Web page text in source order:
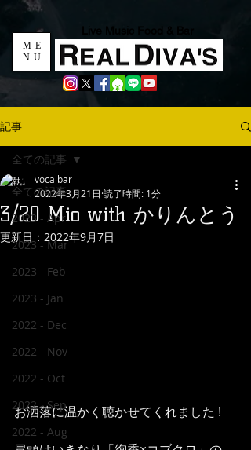
ME
NU
Live Music Food & Bar
記事
全ての記事
2023 - Apr
2023 - Mar
2023 - Feb
2023 - Jan
2022 - Dec
2022 - Nov
2022 - Oct
2022 - Sep
2022 - Aug
全ての記事
3/20 Mio with かりんとう
vocalbar
2022年3月21日 読了時間: 1分
更新日： 2022年9月7日
お洒落に温かく聴かせてくれました !